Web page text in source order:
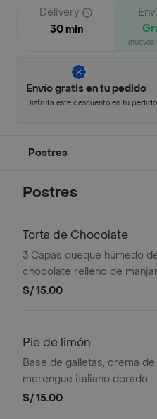
Delivery
30 min
(nuevos
Envío gratis en tu pedido
Disfruta este descuento en tu
Postres
Postres
Torta de Chocolate
3 Capas queque húmedo
chocolate relleno de
bañado de fudge casero
S/ 15.00
Pie de limón
Base de galletas, crema
merengue italiano dorado.
S/ 15.00